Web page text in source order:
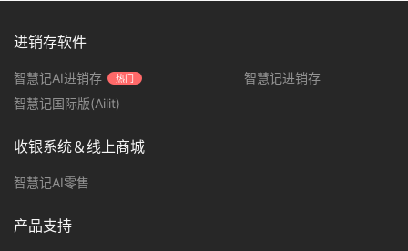
进销存软件
智慧记AI进销存 热门
智慧记进销存
智慧记国际版(Ailit)
收银系统＆线上商城
智慧记AI零售
产品支持